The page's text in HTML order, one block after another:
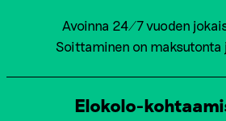
Avoinna 24/7 vuoden
Soittaminen on maksutonta
Elokolo-